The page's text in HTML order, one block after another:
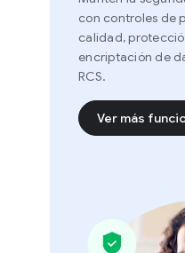
con controles de
calidad, protección
encriptación de
RCS.
Ver más